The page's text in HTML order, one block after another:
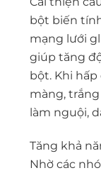
bột biến
mạng lưới
giúp tăng
bột. Khi
màng,
làm nguội,
Tăng khả
Nhờ các